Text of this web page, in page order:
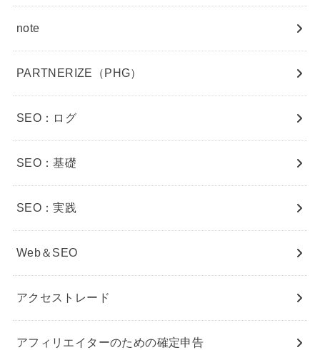
note
PARTNERIZE（PHG）
SEO：ログ
SEO：基礎
SEO：実践
Web＆SEO
アクセストレード
アフィリエイターのための確定申告